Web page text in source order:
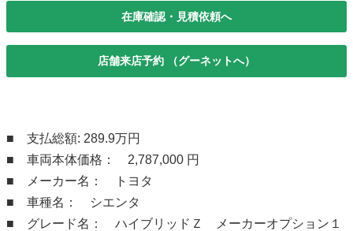
在庫確認・見積依頼へ
店舗来店予約 （グーネットへ）
■ 支払総額: 289.9万円
■ 車両本体価格： 2,787,000 円
■ メーカー名： トヨタ
■ 車種名： シエンタ
■ グレード名： ハイブリッドＺ メーカーオプション１